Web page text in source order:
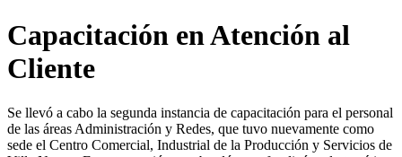
Capacitación en Atención al
Cliente
Se llevó a cabo la segunda instancia de capacitación para el personal
de las áreas Administración y Redes, que tuvo nuevamente como
sede el Centro Comercial, Industrial de la Producción y Servicios de